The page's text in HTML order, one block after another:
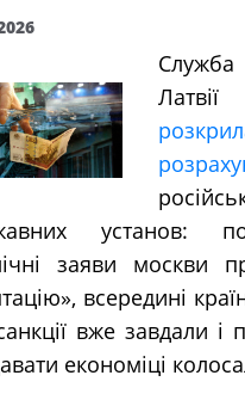
установ:
заяви москви
всередині
вже завдали і
економіці